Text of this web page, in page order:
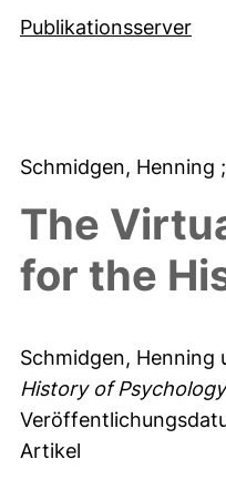
Publikationsserver
Schmidgen, Henning
The
for the
Schmidgen, Henning
History of
Artikel